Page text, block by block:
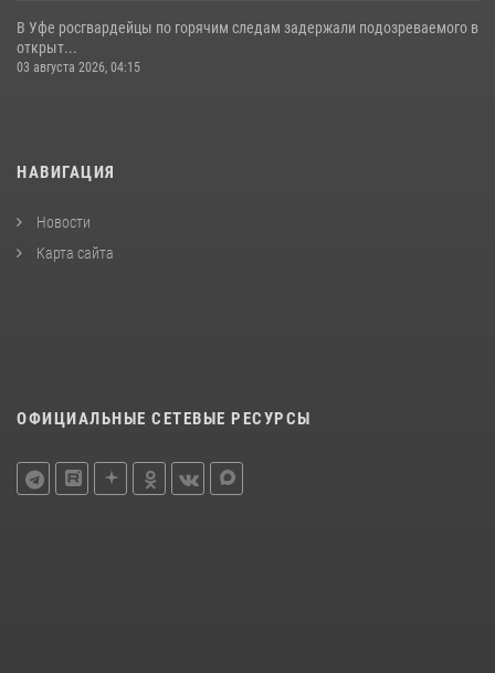
В Уфе росгвардейцы по горячим следам задержали подозреваемого в
открыт...
03 августа 2026, 04:15
НАВИГАЦИЯ
Новости
Карта сайта
ОФИЦИАЛЬНЫЕ СЕТЕВЫЕ РЕСУРСЫ